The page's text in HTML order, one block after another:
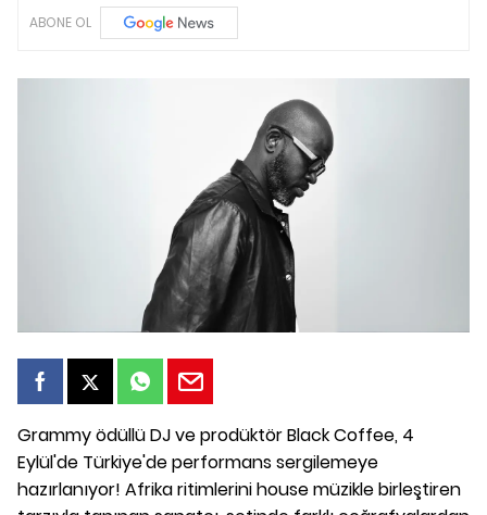
ABONE OL
Grammy ödüllü DJ ve prodüktör Black Coffee, 4
Eylül'de Türkiye'de performans sergilemeye
hazırlanıyor! Afrika ritimlerini house müzikle birleştiren